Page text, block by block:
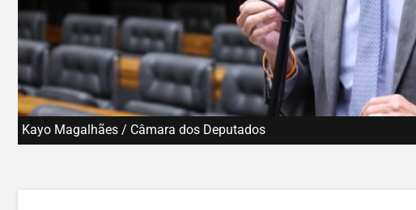
Kayo Magalhães / Câmara dos Deputados